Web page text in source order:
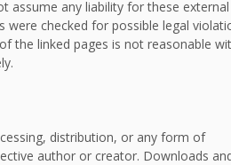
assume any liability for these
checked for possible legal
the linked pages is not reasonable
distribution, or any form of
author or creator. Downloads